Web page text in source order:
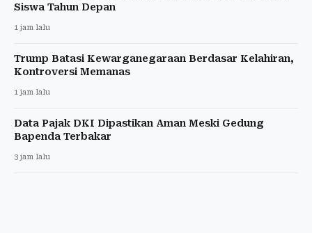
Siswa Tahun Depan
1 jam lalu
Trump Batasi Kewarganegaraan Berdasar Kelahiran,
Kontroversi Memanas
1 jam lalu
Data Pajak DKI Dipastikan Aman Meski Gedung
Bapenda Terbakar
3 jam lalu